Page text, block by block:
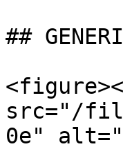
##
src="/
0e"